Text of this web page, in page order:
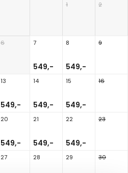
1 2
6 7
549,-
8
549,-
9
13
549,-
14
549,-
15
549,-
16
20
549,-
21
549,-
22
549,-
23
27 28 29 30